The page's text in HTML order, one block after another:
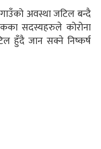
अवस्था जटिल बन्दै
सदस्यहरुले कोरोना
हुँदै जान सक्ने निष्कर्ष